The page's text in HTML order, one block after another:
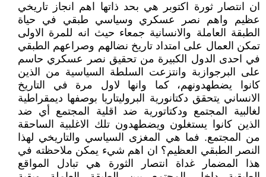
ان انتصار ثورة اكتوبر هي بحد ذاتها اهم انجاز تاريخي
عظيم واهم نصر عسكري وسياسي طبقي في حياة
الطبقة العاملة والانسانية جمعاء حيث انه للمرة الاولى
تمكن العمال على امتداد تاريخ نضالهم وصراعهم الطبقي
في احدى الدول الكبيرة من تحقيق نصر عسكري حاسم
على البرجوازبة وانتزعت السلطة السياسية من الذين
كانوا يضطهدونهم، كما وانها لاول مرة في التاريخ
الانساني يتحقق دكتانورية البروليتاريا بوصفها ديمقراطية
لغالبية المجتمع ودكتاتورية ضد اقلية المجتمع أي ضد
الذين كانوا يستغلون ويضطهدون تلك الاغلبية الساحقة
من المجتمع. فما هي المغزى السياسي والتاريخي لهذا
النصر الطبقي العظيم؟ ان اهم شيء يمكن ملاحظته في
هذا المضمار غداة انتصار الثورة هي تبادل المواقع